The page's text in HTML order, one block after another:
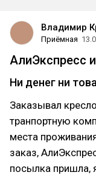
Владимир
Приёмная
АлиЭкспресс
Ни денег ни
Заказывал
транпортную
места
заказ,
посылка пришла,